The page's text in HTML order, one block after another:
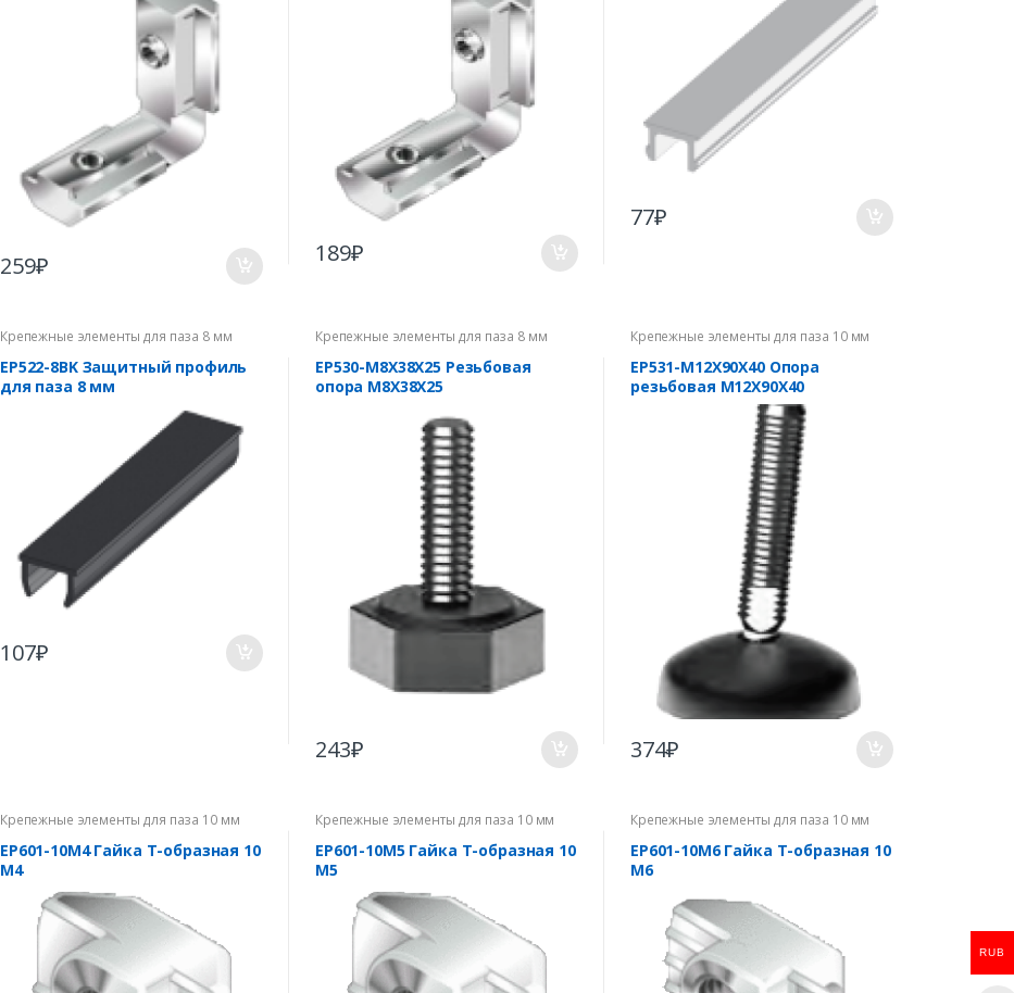
259₽ 189₽
77₽
Крепежные элементы для паза 8 мм
EP522-8BK Защитный профиль
для паза 8 мм
107₽
Крепежные элементы для паза 8 мм
EP530-M8X38X25 Резьбовая
опора M8X38X25
243₽
Крепежные элементы для паза 10 мм
EP531-M12X90X40 Опора
резьбовая M12X90X40
374₽
Крепежные элементы для паза 10 мм
EP601-10M4 Гайка Т-образная 10
М4
Крепежные элементы для паза 10 мм
EP601-10M5 Гайка Т-образная 10
М5
Крепежные элементы для паза 10 мм
EP601-10M6 Гайка Т-образная 10
М6
RUB